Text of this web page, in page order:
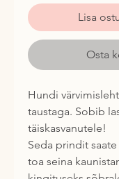
Lisa
Osta
Hundi
taustaga. Sobib
täiskasvanutele!
Seda prindit
toa seina